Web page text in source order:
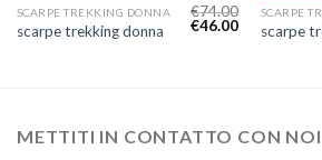
SCARPE TREKKING DONNA
scarpe trekking donna
€74.00
€46.00
SCARPE
scarpe
METTITI IN CONTATTO CON NOI